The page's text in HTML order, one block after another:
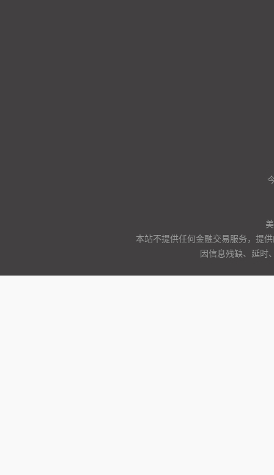
本站不提供任何金融交易服务，提
因信息残缺、延时